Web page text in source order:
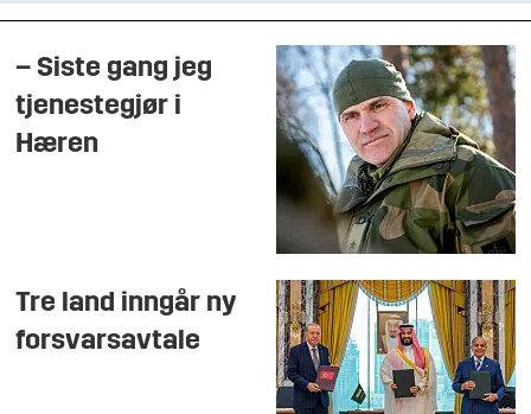
– Siste gang jeg
tjenestegjør i
Hæren
Tre land inngår ny
forsvarsavtale